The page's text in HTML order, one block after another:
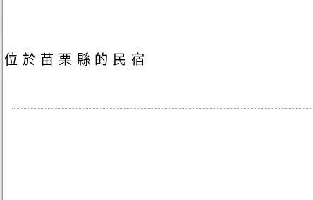
位於苗栗縣的民宿